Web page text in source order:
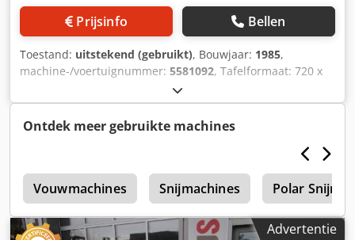
Prijsinfo Bellen
Toestand: uitstekend (gebruikt), Bouwjaar: 1985,
machine-/voertuignummer: 5581092, Tafelformaat: 720 x
870 mm Crjdpfxot Hu Iae Ab Aef Laaghoogte min. 30 mm
Laaghoogte max. 165 mm Tafelhoogte: 860-950 mm
Ontdek meer gebruikte machines
Vouwmachines Snijmachines Polar
Advertentie